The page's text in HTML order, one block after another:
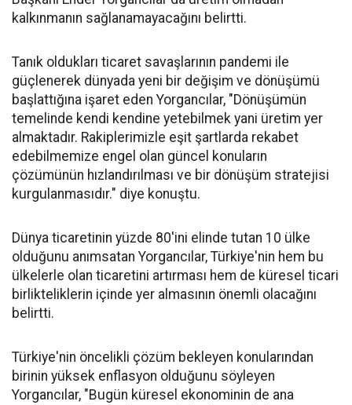
kalkınmanın sağlanamayacağını belirtti.
Tanık oldukları ticaret savaşlarının pandemi ile
güçlenerek dünyada yeni bir değişim ve dönüşümü
başlattığına işaret eden Yorgancılar, "Dönüşümün
temelinde kendi kendine yetebilmek yani üretim yer
almaktadır. Rakiplerimizle eşit şartlarda rekabet
edebilmemize engel olan güncel konuların
çözümünün hızlandırılması ve bir dönüşüm stratejisi
kurgulanmasıdır." diye konuştu.
Dünya ticaretinin yüzde 80'ini elinde tutan 10 ülke
olduğunu anımsatan Yorgancılar, Türkiye'nin hem bu
ülkelerle olan ticaretini artırması hem de küresel ticari
birlikteliklerin içinde yer almasının önemli olacağını
belirtti.
Türkiye'nin öncelikli çözüm bekleyen konularından
birinin yüksek enflasyon olduğunu söyleyen
Yorgancılar, "Bugün küresel ekonominin de ana